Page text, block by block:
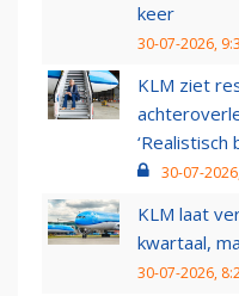
keer
30-07-2026,
KLM ziet
‘Realistisch
30-07-
KLM laat
kwartaal,
30-07-2026,